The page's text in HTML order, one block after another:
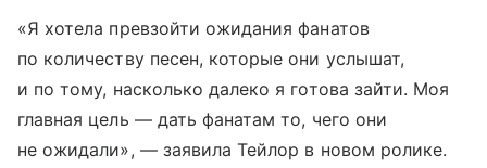
«Я хотела превзойти ожидания фанатов
по количеству песен, которые они услышат,
и по тому, насколько далеко я готова зайти. Моя
главная цель — дать фанатам то, чего они
не ожидали», — заявила Тейлор в новом ролике.